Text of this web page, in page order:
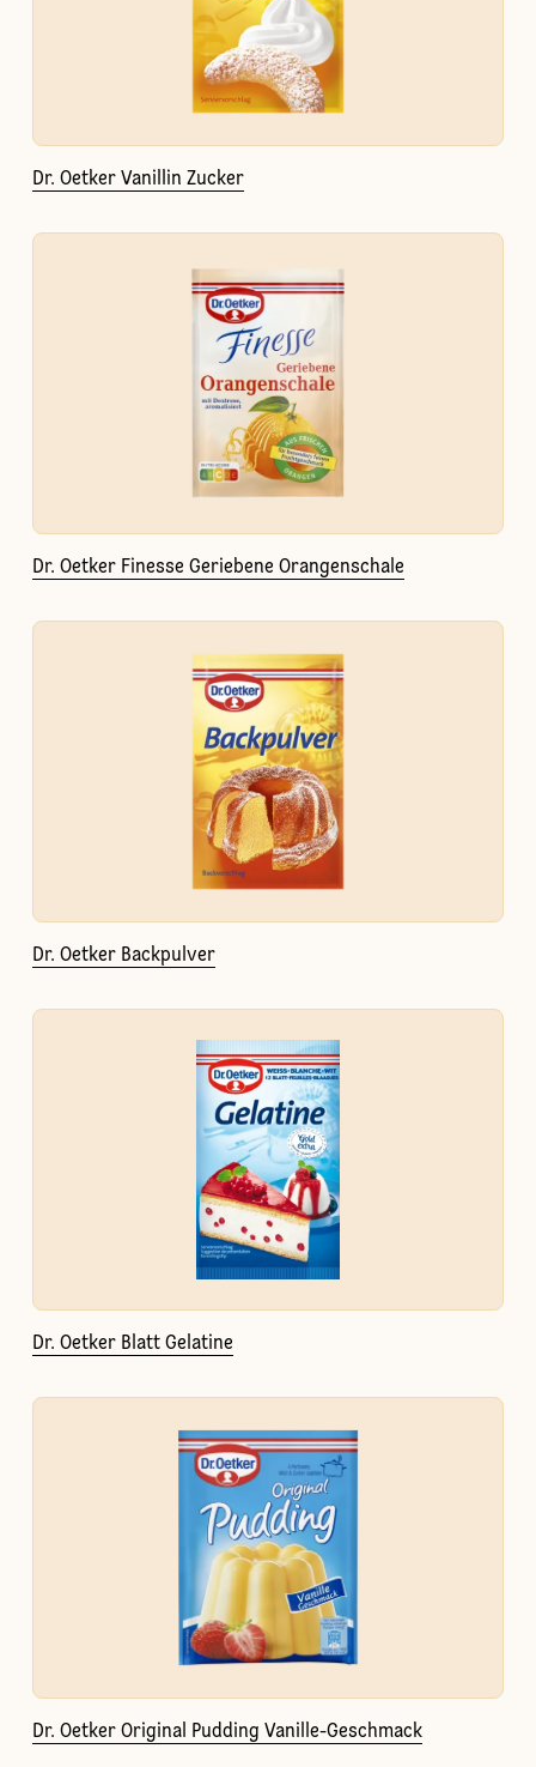
Dr. Oetker Vanillin Zucker
Dr. Oetker Finesse Geriebene Orangenschale
Dr. Oetker Backpulver
Dr. Oetker Blatt Gelatine
Dr. Oetker Original Pudding Vanille-Geschmack